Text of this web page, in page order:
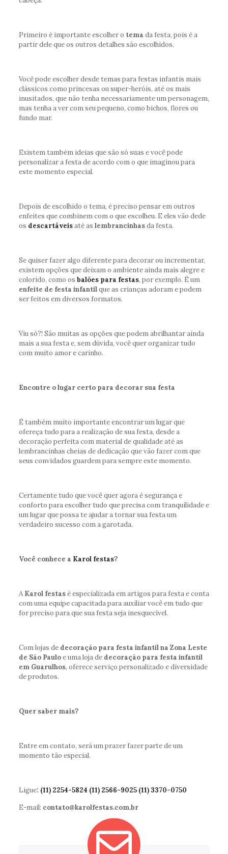
Primeiro é importante escolher o tema da festa, pois é a
partir dele que os outros detalhes são escolhidos.
Você pode escolher desde temas para festas infantis mais
clássicos como princesas ou super-heróis, até os mais
inusitados, que não tenha necessariamente um personagem,
mas tenha a ver com seu pequeno, como bichos, flores ou
fundo mar.
Existem também ideias que são só suas e você pode
personalizar a festa de acordo com o que imaginou para
este momento especial.
Depois de escolhido o tema, é preciso pensar em outros
enfeites que combinem com o que escolheu. E eles vão dede
os descartáveisaté as lembrancinhasda festa.
Se quiser fazer algo diferente para decorar ou incrementar,
existem opções que deixam o ambiente ainda mais alegre e
colorido, como os balões para festas, por exemplo. É um
enfeite de festa infantilque as crianças adoram e podem
ser feitos em diversos formatos.
Viu só?! São muitas as opções que podem abrilhantar ainda
mais a sua festa e, sem dúvida, você quer organizar tudo
com muito amor e carinho.
Encontre o lugar certo para decorar sua festa
É também muito importante encontrar um lugar que
ofereça tudo para a realização de sua festa, desde a
decoração perfeita com material de qualidade até as
lembrancinhas cheias de dedicação que vão fazer com que
seus convidados guardem para sempre este momento.
Certamente tudo que você quer agora é segurança e
conforto para escolher tudo que precisa com tranquilidade e
um lugar que possa te ajudar a tornar sua festa um
verdadeiro sucesso com a garotada.
Você conhece a Karol festas?
AKarol festasé especializada em artigos para festa e conta
com uma equipe capacitada para auxiliar você em tudo que
for preciso para que sua festa seja inesquecível.
Com lojas de decoração para festa infantil na Zona Leste
de São Pauloe uma loja de decoração para festa infantil
em Guarulhos, oferece serviço personalizado e diversidade
de produtos.
Quer saber mais?
Entre em contato, será um prazer fazer parte de um
momento tão especial.
Ligue: (11) 2254-5824 (11) 2566-9025 (11) 3370-0750
E-mail: contato@karolfestas.com.br